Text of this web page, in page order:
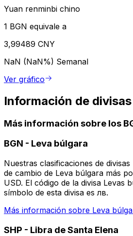
Yuan renminbi chino
1 BGN equivale a
3,99489 CNY
NaN (NaN%) Semanal
Ver gráfico
Información de divisas
Más información sobre los
BGN - Leva búlgara
Nuestras clasificaciones de
de cambio de Leva búlgara más
USD. El código de la divisa Levas
símbolo de esta divisa es лв.
Más información sobre Leva
SHP - Libra de Santa Elena